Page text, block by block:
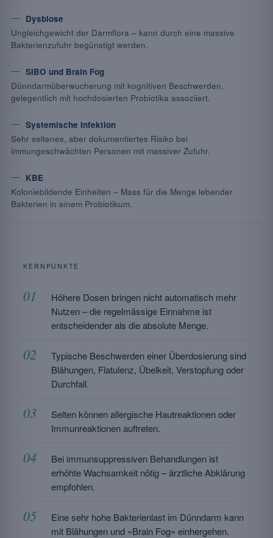
Dysbiose
Ungleichgewicht der Darmflora – kann durch eine massive
Bakterienzufuhr begünstigt werden.
SIBO und Brain Fog
Dünndarmüberwucherung mit kognitiven Beschwerden,
gelegentlich mit hochdosierten Probiotika assoziiert.
Systemische Infektion
Sehr seltenes, aber dokumentiertes Risiko bei
immungeschwächten Personen mit massiver Zufuhr.
KBE
Koloniebildende Einheiten – Mass für die Menge lebender
Bakterien in einem Probiotikum.
KERNPUNKTE
Höhere Dosen bringen nicht automatisch mehr
Nutzen – die regelmässige Einnahme ist
entscheidender als die absolute Menge.
Typische Beschwerden einer Überdosierung sind
Blähungen, Flatulenz, Übelkeit, Verstopfung oder
Durchfall.
Selten können allergische Hautreaktionen oder
Immunreaktionen auftreten.
Bei immunsuppressiven Behandlungen ist
erhöhte Wachsamkeit nötig – ärztliche Abklärung
empfohlen.
Eine sehr hohe Bakterienlast im Dünndarm kann
mit Blähungen und «Brain Fog» einhergehen.